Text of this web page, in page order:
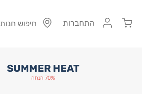
Cart התחברות חיפוש חנות
SUMMER HEAT
70% הנחה